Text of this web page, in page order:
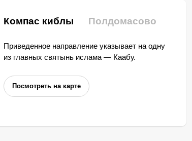
Компас киблы Полдомасово
Приведенное направление указывает на одну
из главных святынь ислама — Каабу.
Посмотреть на карте